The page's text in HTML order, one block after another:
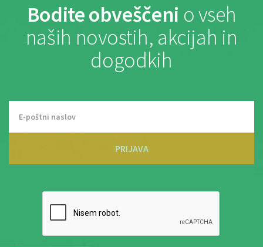
Bodite obveščeni o vseh
naših novostih, akcijah in
dogodkih
PRIJAVA